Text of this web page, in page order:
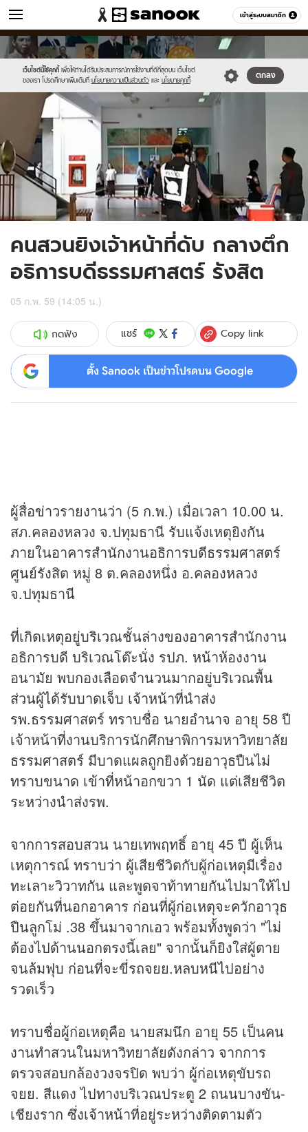
เข้าสู่ระบบสมาชิก
ข่าว หมวดอื่นๆ
เว็บไซต์นี้ใช้คุกกี้ เพื่อให้ท่านได้รับประสบการณ์การใช้งานที่ดีที่สุดบน เว็บไซต์
ของเรา โปรดศึกษาเพิ่มเติมที่ นโยบายความเป็นส่วนตัว และ นโยบายคุกกี้
ตกลง
Sanook
//s.isanook.com/sr/0/images/logo-
new-
sanook.png
600
60
//s.isanook.com/ns/0/ud/388/1944166/9.jpg
คนสวนยิงเจ้าหน้าที่ดับ กลางตึก
อธิการบดีธรรมศาสตร์ รังสิต
05 ก.พ. 59 (14:05 น.)
กดฟัง แชร์ Copy link
ตั้ง Sanook เป็นข่าวโปรดบน Google
ผู้สื่อข่าวรายงานว่า (5 ก.พ.) เมื่อเวลา 10.00 น.
สภ.คลองหลวง จ.ปทุมธานี รับแจ้งเหตุยิงกัน
ภายในอาคารสำนักงานอธิการบดีธรรมศาสตร์
ศูนย์รังสิต หมู่ 8 ต.คลองหนึ่ง อ.คลองหลวง
จ.ปทุมธานี
ที่เกิดเหตุอยู่บริเวณชั้นล่างของอาคารสำนักงาน
อธิการบดี บริเวณโต๊ะนั่ง รปภ. หน้าห้องงาน
อนามัย พบกองเลือดจำนวนมากอยู่บริเวณพื้น
ส่วนผู้ได้รับบาดเจ็บ เจ้าหน้าที่นำส่ง
รพ.ธรรมศาสตร์ ทราบชื่อ นายอำนาจ อายุ 58 ปี
เจ้าหน้าที่งานบริการนักศึกษาพิการมหาวิทยาลัย
ธรรมศาสตร์ มีบาดแผลถูกยิงด้วยอาวุธปืนไม่
ทราบขนาด เข้าที่หน้าอกขวา 1 นัด แต่เสียชีวิต
ระหว่างนำส่งรพ.
จากการสอบสวน นายเทพฤทธิ์ อายุ 45 ปี ผู้เห็น
เหตุการณ์ ทราบว่า ผู้เสียชีวิตกับผู้ก่อเหตุมีเรื่อง
ทะเลาะวิวาทกัน และพูดจาท้าทายกันไปมาให้ไป
ต่อยกันที่นอกอาคาร ก่อนที่ผู้ก่อเหตุจะควักอาวุธ
ปืนลูกโม่ .38 ขึ้นมาจากเอว พร้อมทั้งพูดว่า "ไม่
ต้องไปด้านนอกตรงนี้เลย" จากนั้นก็ยิงใส่ผู้ตาย
จนล้มฟุบ ก่อนที่จะขี่รถจยย.หลบหนีไปอย่าง
รวดเร็ว
ทราบชื่อผู้ก่อเหตุคือ นายสมนึก อายุ 55 เป็นคน
งานทำสวนในมหาวิทยาลัยดังกล่าว จากการ
ตรวจสอบกล้องวงจรปิด พบว่า ผู้ก่อเหตุขับรถ
จยย. สีแดง ไปทางบริเวณประตู 2 ถนนบางขัน-
เชียงราก ซึ่งเจ้าหน้าที่อยู่ระหว่างติดตามตัว